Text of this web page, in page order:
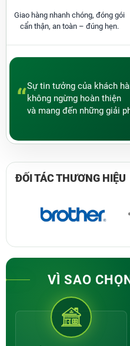
Giao hàng nhanh chóng, đóng gói
cẩn thận, an toàn – đúng hẹn.
“Sự tin tưởng của khách
không ngừng hoàn thiện
và mang đến những giải
ĐỐI TÁCTHƯƠNG HIỆU
VÌ SAO